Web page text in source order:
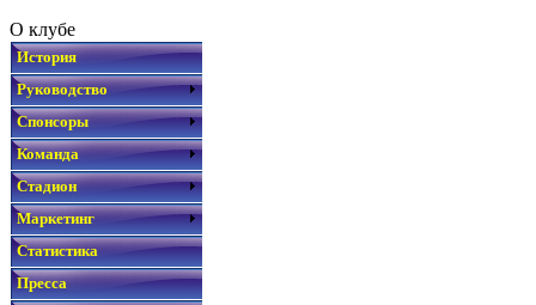
О клубе
История
Руководство
Спонсоры
Команда
Стадион
Маркетинг
Статистика
Пресса